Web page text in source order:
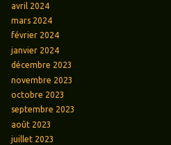
avril 2024
mars 2024
février 2024
janvier 2024
décembre 2023
novembre 2023
octobre 2023
septembre 2023
août 2023
juillet 2023